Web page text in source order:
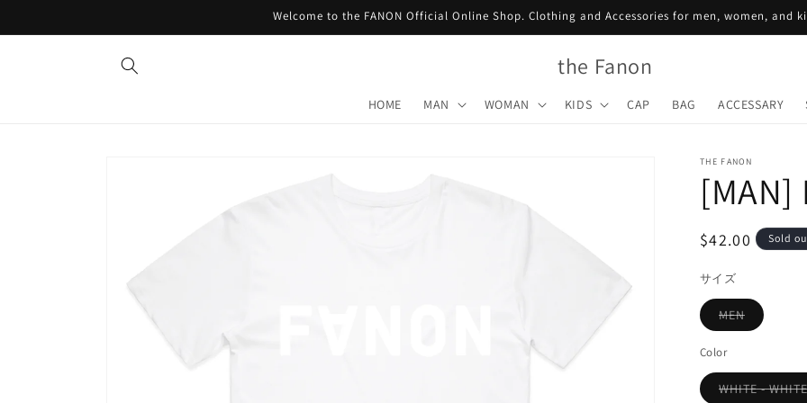
Welcome to the FANON Official Online Shop. Clothing and Accessories for men, women, and
the Fanon
HOME MAN WOMAN KIDS CAP BAG ACCESSARY
THE FANON
[MAN]
Regular
$42.00 Sold
サイズ
MENVariant
sold
Color
WHITE -